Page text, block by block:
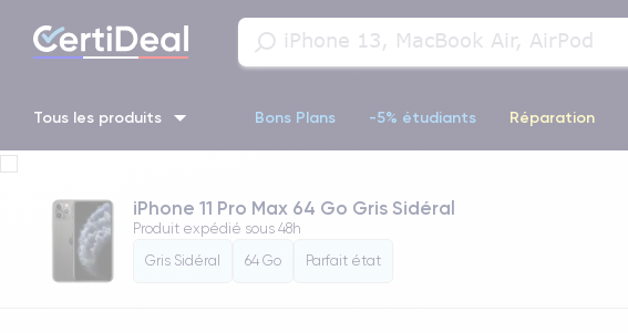
Tous les produits Bons Plans -5% étudiants Réparation
iPhone 11 Pro iPhone 14 pro
iPhone 11 Pro Max 64 Go Gris Sidéral
Produit expédié sous 48h
Gris Sidéral
64 Go Parfait état